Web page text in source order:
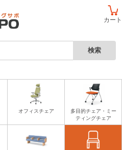
カート
オフィスチェア
多目的チェア・ミー
ティングチェア